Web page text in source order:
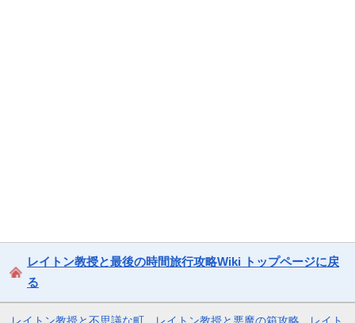
レイトン教授と最後の時間旅行攻略Wiki トップページに戻
る
レイトン教授と不思議な町 レイトン教授と悪魔の箱攻略 レイト